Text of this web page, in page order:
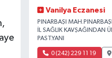
Vanilya Eczanesi
PINARBAŞI
İL SAĞLIK KAVŞAĞINDAN
PAST.YANI
0 (242) 229 11 19